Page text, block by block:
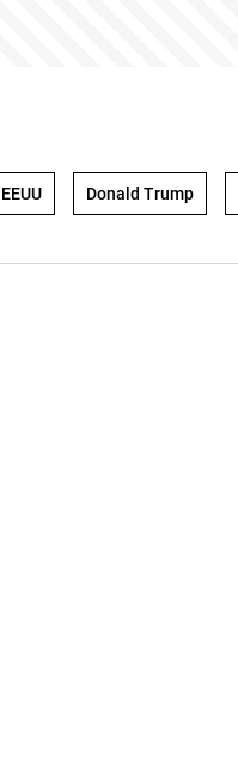
EEUU Donald Trump